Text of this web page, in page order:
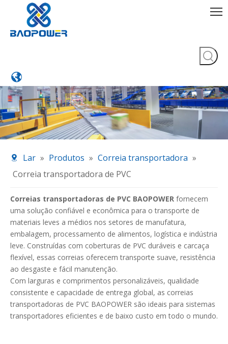
Lar » Produtos » Correia transportadora »
Correia transportadora de PVC
Correias transportadoras de PVC BAOPOWER fornecem
uma solução confiável e econômica para o transporte de
materiais leves a médios nos setores de manufatura,
embalagem, processamento de alimentos, logística e indústria
leve. Construídas com coberturas de PVC duráveis ​​e carcaça
flexível, essas correias oferecem transporte suave, resistência
ao desgaste e fácil manutenção.
Com larguras e comprimentos personalizáveis, qualidade
consistente e capacidade de entrega global, as correias
transportadoras de PVC BAOPOWER são ideais para sistemas
transportadores eficientes e de baixo custo em todo o mundo.